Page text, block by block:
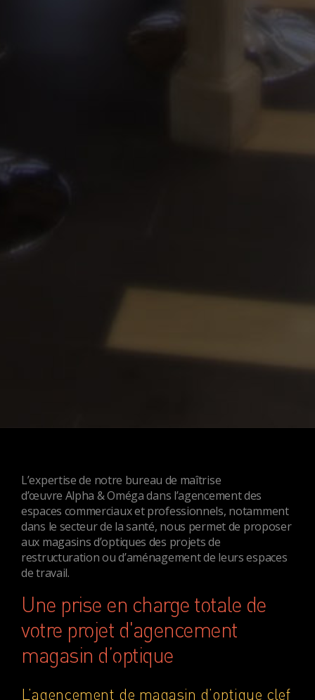
L’expertise de notre bureau de maîtrise
d’œuvre Alpha & Oméga dans l’agencement des
espaces commerciaux et professionnels, notamment
dans le secteur de la santé, nous permet de proposer
aux magasins d’optiques des projets de
restructuration ou d’aménagement de leurs espaces
de travail.
Une prise en charge totale de
votre projet d'agencement
magasin d’optique
L’agencement de magasin d’optique clef